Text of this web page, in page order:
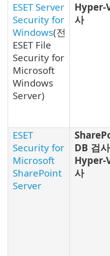
ESET Server
Security for
Windows(전
ESET File
Security for
Microsoft
Windows
Server)
Hyper-
사
ESET
Security for
Microsoft
SharePoint
Server
DB 검
Hyper-
사